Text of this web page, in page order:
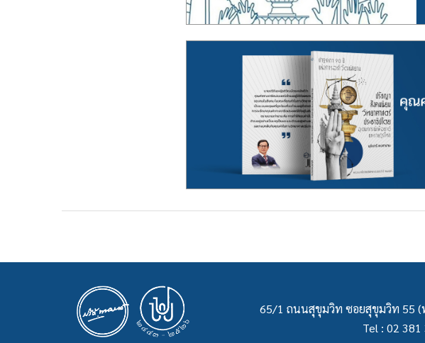
65/1 ถนนสุขุมวิท ซอยสุขุมวิท 55 (
Tel : 02 381